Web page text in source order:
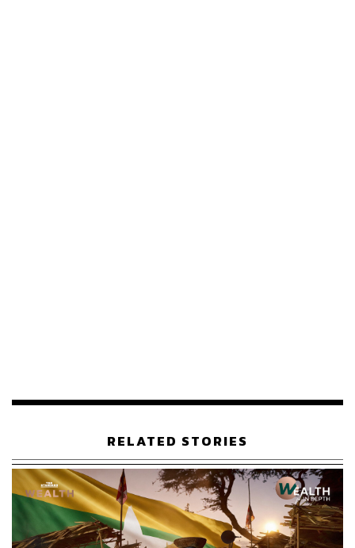
กิจ (SFIs) มีมากกว่า 30% โดย 30% เหล่านั้นไม่ได้มีข้อมูล
การแข่งขันและเชิงโครงสร้างRELATED STORIES